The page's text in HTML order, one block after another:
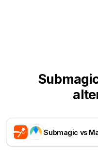
Submagic vs